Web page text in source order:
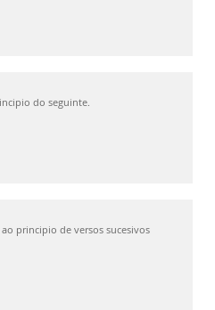
do seguinte.
principio de versos sucesivos